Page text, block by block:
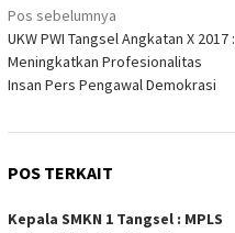
Navigasi
pos
Pos sebelumnya
UKW PWI Tangsel Angkatan X 2017 :
Meningkatkan Profesionalitas
Insan Pers Pengawal Demokrasi
POS TERKAIT
Kepala SMKN 1 Tangsel : MPLS